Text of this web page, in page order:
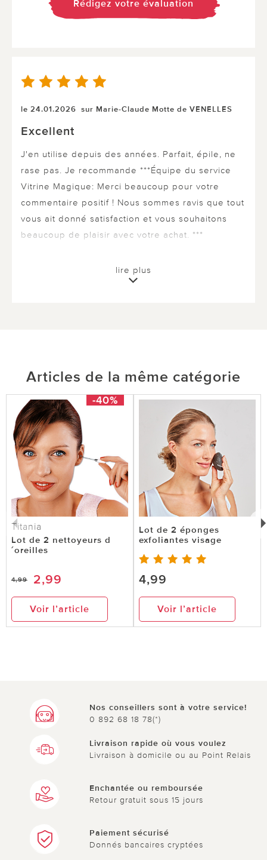
Rédigez votre évaluation
le 24.01.2026 sur Marie-Claude Motte de VENELLES
Excellent
J'en utilise depuis des années. Parfait, épile, ne
rase pas. Je recommande ***Équipe du service
Vitrine Magique: Merci beaucoup pour votre
commentaire positif ! Nous sommes ravis que tout
vous ait donné satisfaction et vous souhaitons
beaucoup de plaisir avec votre achat. ***
1 sur 1 ont trouvé cette évaluation utile.
le 04.04.2024sur Le Bot de ST NAZAIRE
épilateur inefficace.....
.......même après plusieurs manoeuvres. Achat
inutile à déconseiller
6 sur 7 ont trouvé cette évaluation utile.
utile pas utile
le 08.03.2019sur BOEUF de Issy-les-Moulineaux
Inefficace mauvaise qualité
pas utile
lire plus
Articles de la même catégorie
-40%
Titania
Lot de 2 nettoyeurs d
´oreilles
4,99 2,99
Voir l’article
Lot de 2 éponges
exfoliantes visage
4,99
Voir l’article
Nos conseillers sont à votre service!
0 892 68 18 78(*)
Livraison rapide où vous voulez
Livraison à domicile ou au Point Relais
Enchantée ou remboursée
Retour gratuit sous 15 jours
Paiement sécurisé
Donnés bancaires cryptées